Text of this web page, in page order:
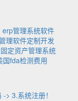
erp管理系统软件
理软件定制开发
固定资产管理系统
国fda检测费用
> 3.系统注册！